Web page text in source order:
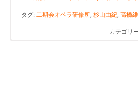
タグ:二期会オペラ研修所, 杉山由紀, 高橋維
カテゴリ